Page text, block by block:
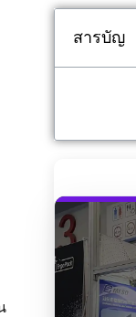
สารบัญ